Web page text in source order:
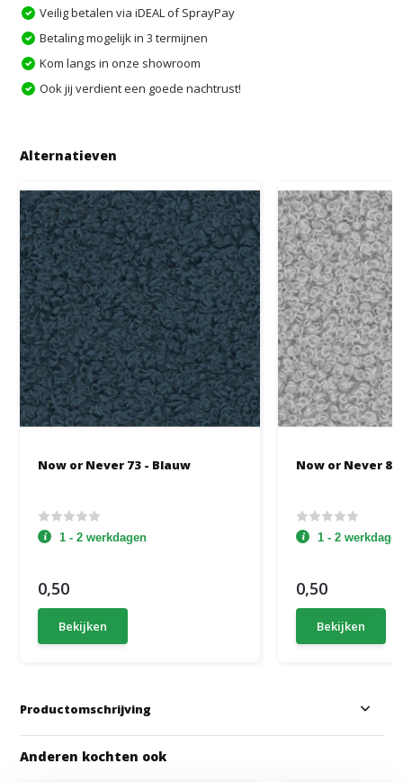
Veilig betalen via iDEAL of SprayPay
Betaling mogelijk in 3 termijnen
Kom langs in onze showroom
Ook jij verdient een goede nachtrust!
Alternatieven
Now or Never 73 - Blauw
1 - 2 werkdagen
0,50
Bekijken
Now or Never 83
1 - 2
0,50
Bekijken
Productomschrijving
Anderen kochten ook